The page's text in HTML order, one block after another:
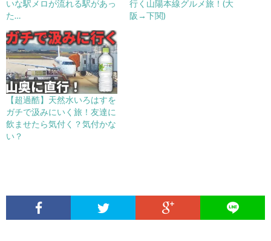
いな駅メロが流れる駅があっ
た…
行く山陽本線グルメ旅！(大
阪→下関)
【超過酷】天然水いろはすを
ガチで汲みにいく旅！友達に
飲ませたら気付く？気付かな
い？